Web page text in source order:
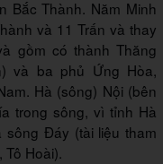
Bắc Thành. Năm Minh
và 11 Trấn và thay
gồm có thành Thăng
và ba phủ Ứng Hòa,
Hà (sông) Nội (bên
trong sông, vì tỉnh Hà
Đáy (tài liệu tham
Hoài).